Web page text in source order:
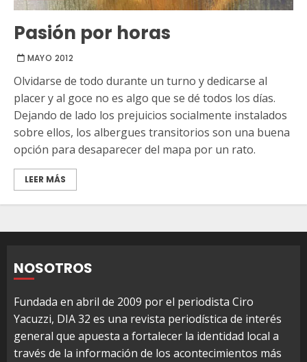
Pasión por horas
MAYO 2012
Olvidarse de todo durante un turno y dedicarse al
placer y al goce no es algo que se dé todos los días.
Dejando de lado los prejuicios socialmente instalados
sobre ellos, los albergues transitorios son una buena
opción para desaparecer del mapa por un rato.
LEER MÁS
NOSOTROS
Fundada en abril de 2009 por el periodista Ciro
Yacuzzi, DIA 32 es una revista periodística de interés
general que apuesta a fortalecer la identidad local a
través de la información de los acontecimientos más